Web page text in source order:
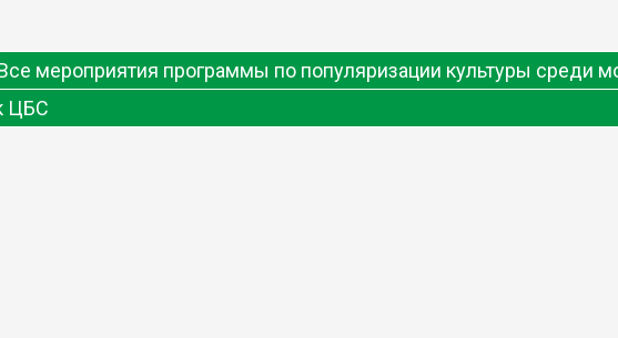
мероприятия программы по популяризации культуры среди
ЦБС